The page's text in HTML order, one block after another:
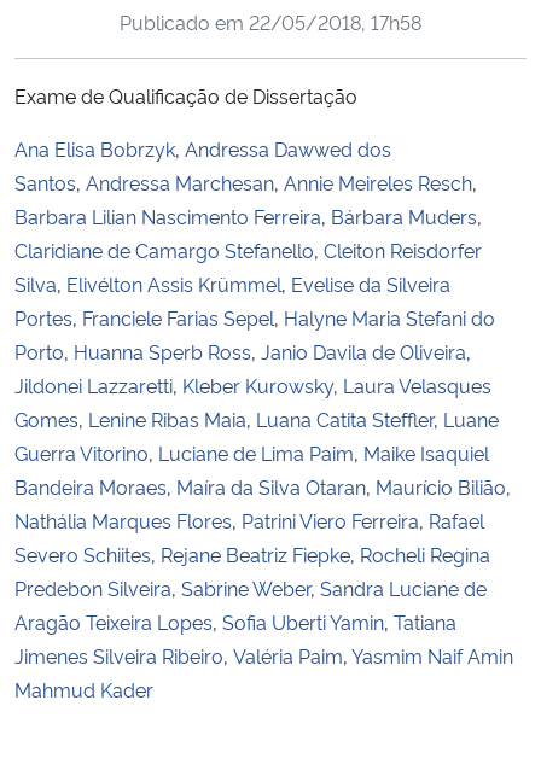
Ministério da Cidadania
Ministério de Minas e Energia
Ministério da Ciência, Tecnologia, Inovações e Comunicações
Ministério do Meio Ambiente
Controladoria-Geral da União
Ministério da Mulher, da Família e dos Direitos Humanos
Secretaria-Geral
Secretaria de Governo
Publicado em 22/05/2018, 17h58
Exame de Qualificação de Dissertação
Ana Elisa Bobrzyk, Andressa Dawwed dos
Santos, Andressa Marchesan, Annie Meireles Resch,
Barbara Lilian Nascimento Ferreira, Bárbara Muders,
Claridiane de Camargo Stefanello, Cleiton Reisdorfer
Silva, Elivélton Assis Krümmel, Evelise da Silveira
Portes, Franciele Farias Sepel, Halyne Maria Stefani do
Porto, Huanna Sperb Ross, Janio Davila de Oliveira,
Jildonei Lazzaretti, Kleber Kurowsky, Laura Velasques
Gomes, Lenine Ribas Maia, Luana Catita Steffler, Luane
Guerra Vitorino, Luciane de Lima Paim, Maike Isaquiel
Bandeira Moraes, Maíra da Silva Otaran, Maurício Bilião,
Nathália Marques Flores, Patrini Viero Ferreira, Rafael
Severo Schiites, Rejane Beatriz Fiepke, Rocheli Regina
Predebon Silveira, Sabrine Weber, Sandra Luciane de
Aragão Teixeira Lopes, Sofia Uberti Yamin, Tatiana
Jimenes Silveira Ribeiro, Valéria Paim,Yasmim Naif Amin
Mahmud Kader